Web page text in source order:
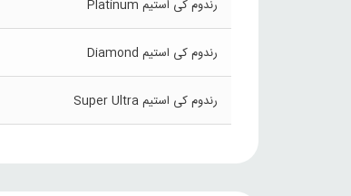
رندوم کی استیم Platinum
رندوم کی استیم Diamond
رندوم کی استیم Super Ultra